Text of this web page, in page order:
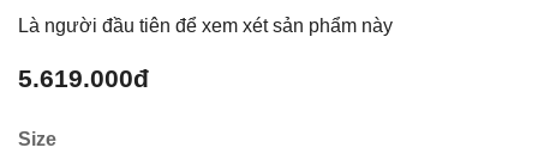
Là người đầu tiên để xem xét sản phẩm này
5.619.000đ
Size